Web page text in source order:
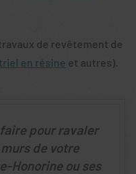
de revêtement de
en résine et autres).
pour ravaler
de votre
Honorine ou ses